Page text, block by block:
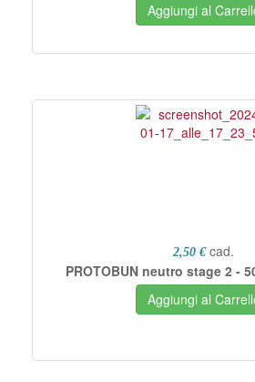
Aggiungi al
2,50 € cad.
PROTOBUN neutro stage 2 -
Aggiungi al